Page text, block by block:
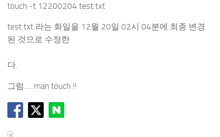
touch -t 12200204 test.txt
test.txt 라는 화일을 12월 20일 02시 04분에 최종 변경
된 것으로 수정한
다.
그럼…. man touch !!